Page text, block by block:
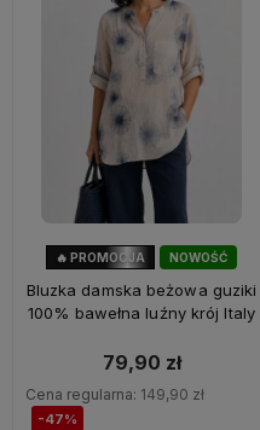
NOWOŚĆ
OKAZJA
🔥 PROMOCJA
Bluzka damska beżowa guziki
100% bawełna luźny krój Italy
79,90 zł
Cena regularna: 149,90 zł
-47%